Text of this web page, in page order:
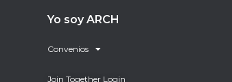
Yo soy ARCH
Convenios
Join Together Login